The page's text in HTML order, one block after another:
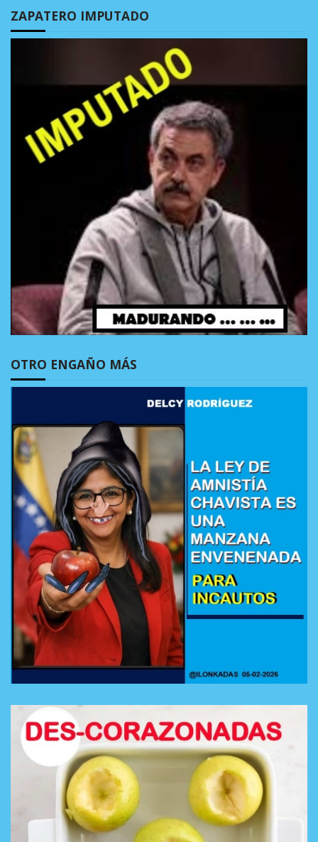
ZAPATERO IMPUTADO
OTRO ENGAÑO MÁS